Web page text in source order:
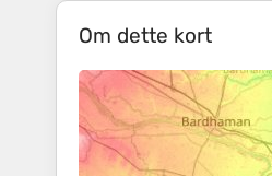
Om dette kort